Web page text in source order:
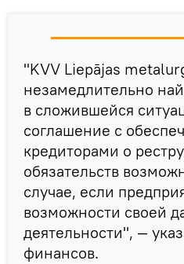
"KVV Liepājas
незамедлительно
в сложившейся
соглашение с
кредиторами о
обязательств
случае, если
возможности своей
деятельности", —
финансов.